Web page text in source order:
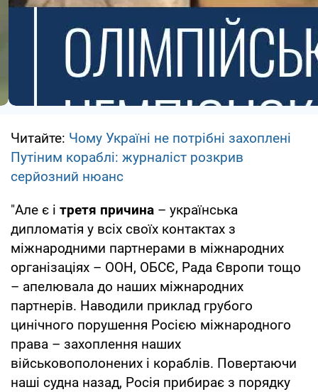
Читайте: Чому Україні не потрібні захоплені
Путіним кораблі: журналіст розкрив
серйозний нюанс
"Але є і третя причина – українська
дипломатія у всіх своїх контактах з
міжнародними партнерами в міжнародних
організаціях – ООН, ОБСЄ, Рада Європи тощо
– апелювала до наших міжнародних
партнерів. Наводили приклад грубого
цинічного порушення Росією міжнародного
права – захоплення наших
військовополонених і кораблів. Повертаючи
наші судна назад, Росія прибирає з порядку